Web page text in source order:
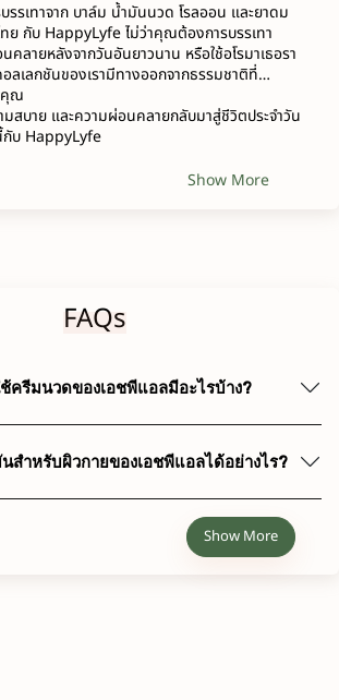
รเทาจาก บาล์ม น้ำมันนวด โรลออน และยาดม
ทย กับ HappyLyfe ไม่ว่าคุณต้องการบรรเทา
คลายหลังจากวันอันยาวนาน หรือใช้อโรมาเธอรา
ลเลกชันของเรามีทางออกจากธรรมชาติที่
คุณ
สบาย และความผ่อนคลายกลับมาสู่ชีวิตประจำวัน
บ HappyLyfe
Show More
FAQs
ครีมนวดของเอชพีแอลมีอะไรบ้าง?
สำหรับผิวกายของเอชพีแอลได้อย่างไร?
Show More